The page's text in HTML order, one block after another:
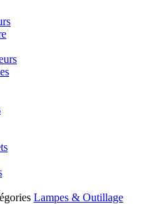
Lampes & Outillage